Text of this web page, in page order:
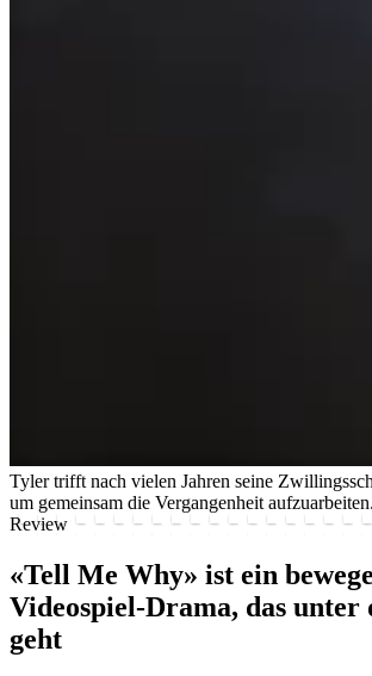
Tyler trifft nach vielen Jahren seine
um gemeinsam die Vergangenheit aufzuarbeiten.
Review
«Tell Me Why» ist ein
Videospiel-Drama, das unter
geht